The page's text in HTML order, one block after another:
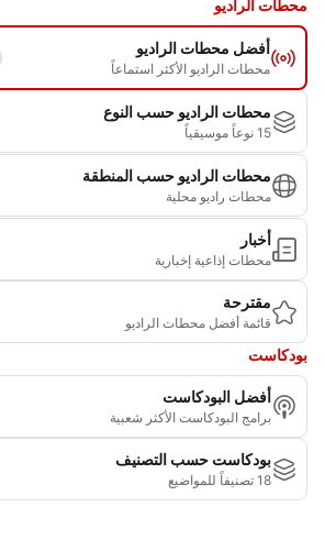
محطات الراديو
أفضل محطات الراديو
محطات الراديو الأكثر استماعاً
محطات الراديو حسب النوع
15 نوعاً موسيقياً
محطات الراديو حسب المنطقة
محطات راديو محلية
أخبار
محطات إذاعية إخبارية
مقترحة
قائمة أفضل محطات الراديو
بودكاست
أفضل البودكاست
برامج البودكاست الأكثر شعبية
بودكاست حسب التصنيف
18 تصنيفاً للمواضيع